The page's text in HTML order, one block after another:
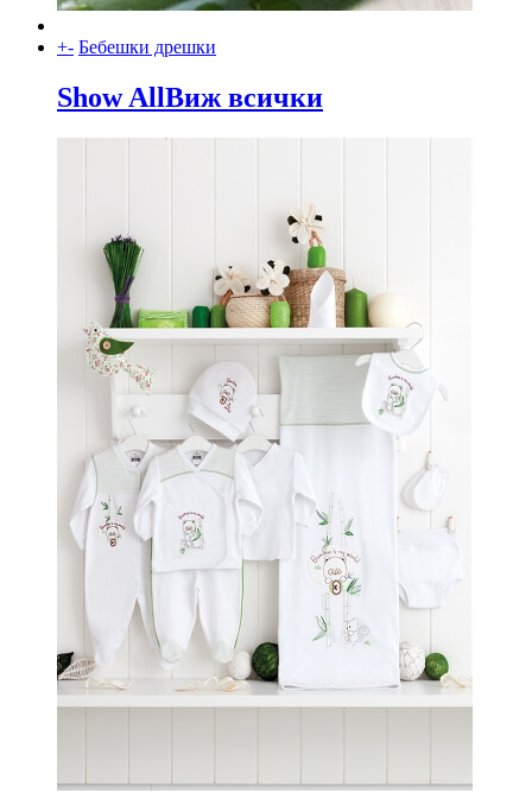
+- Бебешки дрешки
Show AllВиж всички